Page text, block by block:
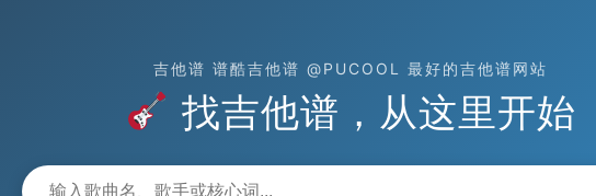
吉他谱 谱酷吉他谱 @PUCOOL 最好的吉他谱网站
找吉他谱，从这里开始